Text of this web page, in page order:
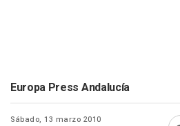
Europa Press Andalucía
Sábado, 13 marzo 2010